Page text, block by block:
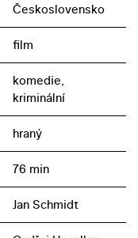
Československo
film
komedie,
kriminální
hraný
76 min
Jan Schmidt